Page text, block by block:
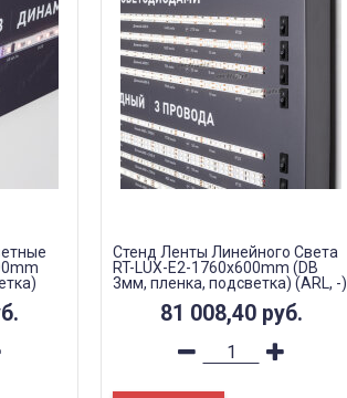
Стенд Ленты Линейного Света
RT-LUX-E2-1760x600mm (DB
3мм, пленка, подсветка) (ARL, -)
81 008,40 руб.